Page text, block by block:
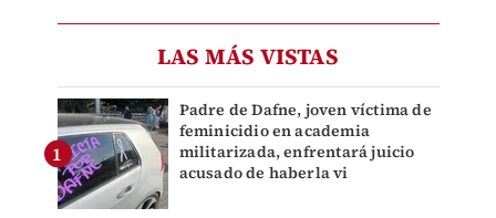
LAS MÁS VISTAS
Padre de Dafne, joven víctima de
feminicidio en academia
militarizada, enfrentará juicio
acusado de haberla vi